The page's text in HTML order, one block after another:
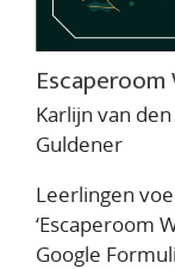
Karlijn van
Guldener
Leerlingen
‘Escaperoom
Google